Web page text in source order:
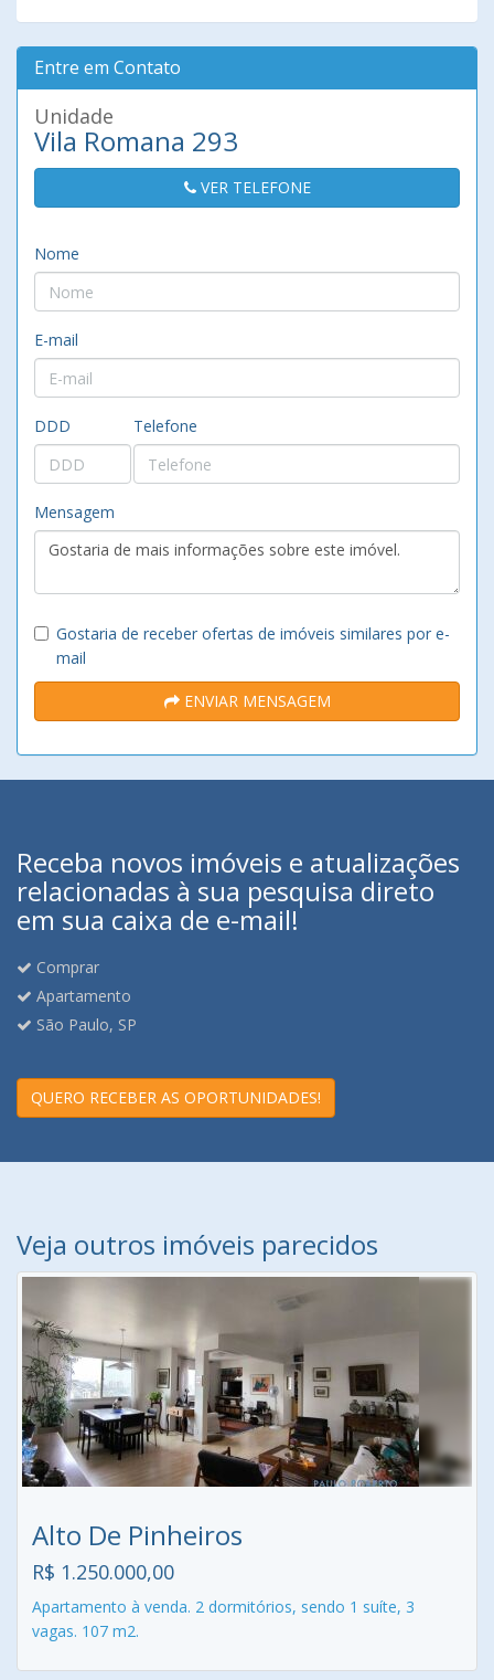
Entre em Contato
Unidade
Vila Romana 293
VER TELEFONE
Nome
E-mail
DDD Telefone
Mensagem
Gostaria de receber ofertas de imóveis similares por e-
mail
ENVIAR MENSAGEM
Receba novos imóveis e atualizações
relacionadas à sua pesquisa direto
em sua caixa de e-mail!
Comprar
Apartamento
São Paulo, SP
QUERO RECEBER AS OPORTUNIDADES!
Veja outros imóveis parecidos
Alto De Pinheiros
R$ 1.250.000,00
Apartamento à venda. 2 dormitórios, sendo 1 suíte, 3
vagas. 107 m2.